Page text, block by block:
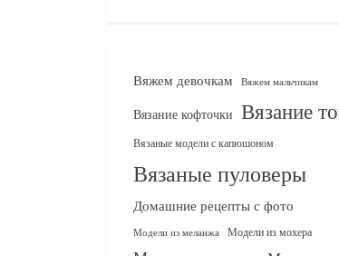
Вяжем девочкам Вяжем мальчикам
Вязание кофточки Вязание
Вязаные модели с капюшоном
Вязаные пуловеры
Домашние рецепты с фото
Модели из меланжа Модели из мохера